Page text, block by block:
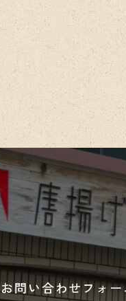
お問い合わせフォ